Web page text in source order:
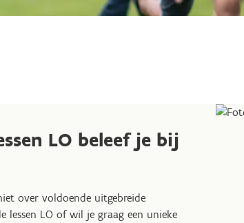
LO beleef je bij
over voldoende uitgebreide
lessen LO of wil je graag een unieke